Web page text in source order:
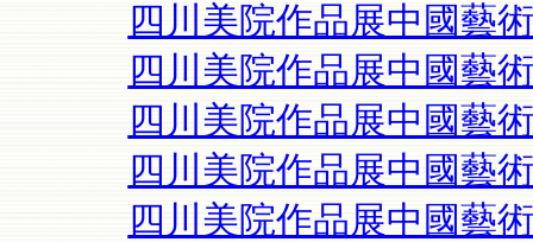
四川美院作品展中國藝
四川美院作品展中國藝
四川美院作品展中國藝
四川美院作品展中國藝
四川美院作品展中國藝